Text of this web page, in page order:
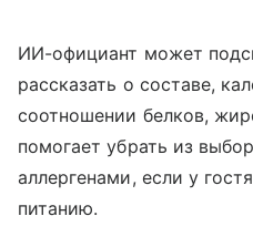
ИИ-официант может
рассказать о составе,
соотношении белков,
помогает убрать из
аллергенами, если у
питанию.